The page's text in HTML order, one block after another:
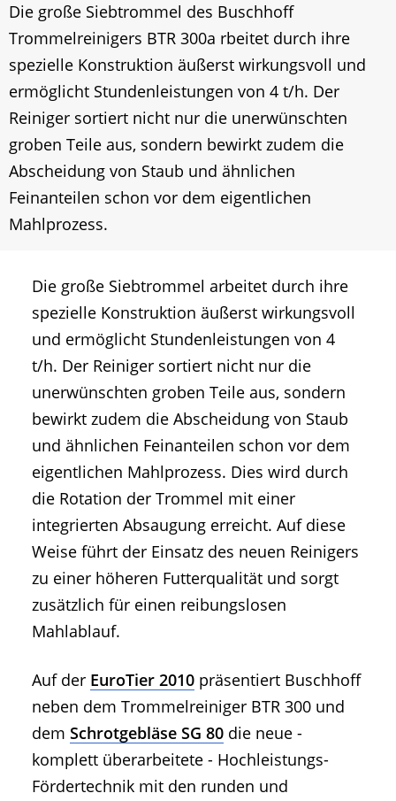
Die große Siebtrommel des Buschhoff
Trommelreinigers BTR 300a rbeitet durch ihre
spezielle Konstruktion äußerst wirkungsvoll und
ermöglicht Stundenleistungen von 4 t/h. Der
Reiniger sortiert nicht nur die unerwünschten
groben Teile aus, sondern bewirkt zudem die
Abscheidung von Staub und ähnlichen
Feinanteilen schon vor dem eigentlichen
Mahlprozess.
Die große Siebtrommel arbeitet durch ihre
spezielle Konstruktion äußerst wirkungsvoll
und ermöglicht Stundenleistungen von 4
t/h. Der Reiniger sortiert nicht nur die
unerwünschten groben Teile aus, sondern
bewirkt zudem die Abscheidung von Staub
und ähnlichen Feinanteilen schon vor dem
eigentlichen Mahlprozess. Dies wird durch
die Rotation der Trommel mit einer
integrierten Absaugung erreicht. Auf diese
Weise führt der Einsatz des neuen Reinigers
zu einer höheren Futterqualität und sorgt
zusätzlich für einen reibungslosen
Mahlablauf.
Auf der EuroTier 2010 präsentiert Buschhoff
neben dem Trommelreiniger BTR 300 und
dem Schrotgebläse SG 80 die neue -
komplett überarbeitete - Hochleistungs-
Fördertechnik mit den runden und